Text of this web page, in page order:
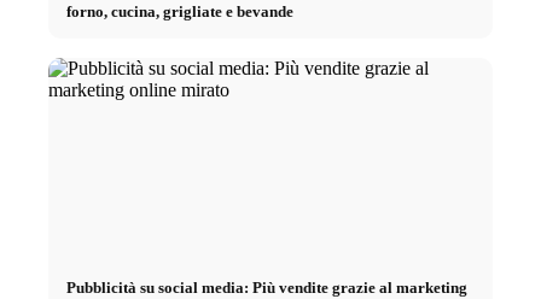
forno, cucina, grigliate e bevande
Pubblicità su social media: Più vendite grazie al marketing